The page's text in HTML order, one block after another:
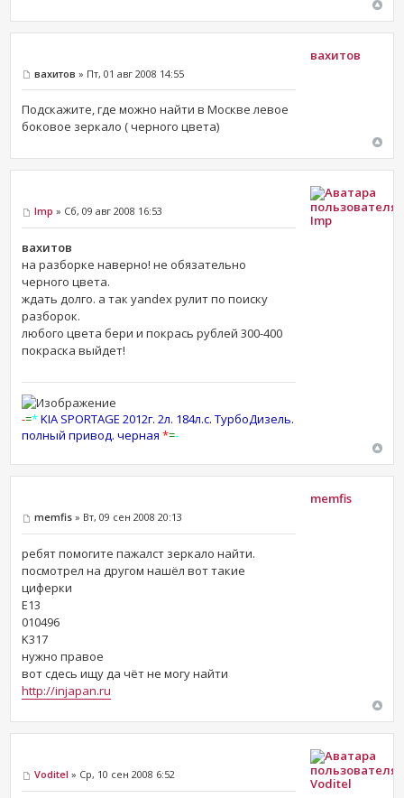
вахитов » Пт, 01 авг 2008 14:55
Подскажите, где можно найти в Москве левое
боковое зеркало ( черного цвета)
вахитов
Imp » Сб, 09 авг 2008 16:53
вахитов
на разборке наверно! не обязательно
черного цвета.
ждать долго. а так yandex рулит по поиску
разборок.
любого цвета бери и покрась рублей 300-400
покраска выйдет!
-=*KIA SPORTAGE 2012г. 2л. 184л.с. ТурбоДизель.
полный привод. черная *=-
Imp
memfis » Вт, 09 сен 2008 20:13
ребят помогите пажалст зеркало найти.
посмотрел на другом нашёл вот такие
циферки
E13
010496
K317
нужно правое
вот сдесь ищу да чёт не могу найти
http://injapan.ru
memfis
Voditel » Ср, 10 сен 2008 6:52
Voditel